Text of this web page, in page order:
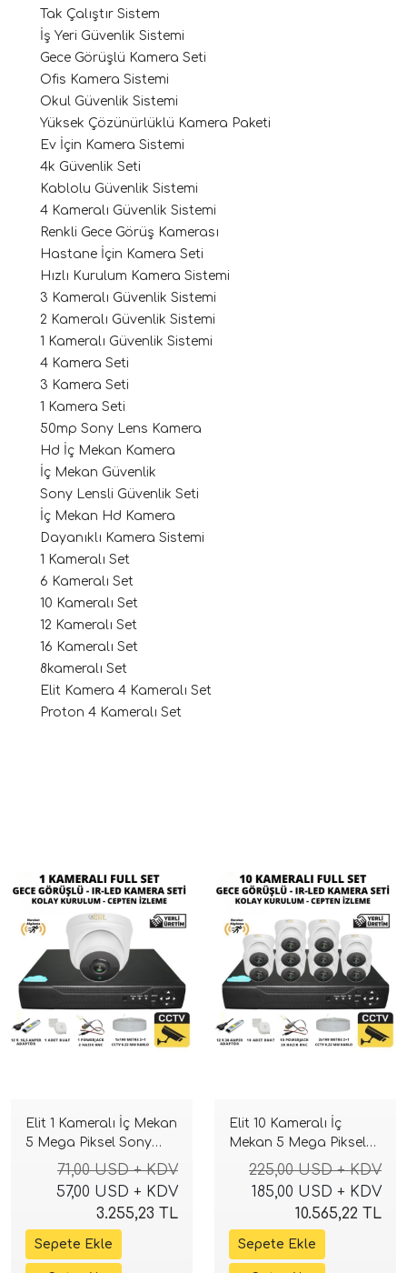
Tak Çalıştır Sistem
İş Yeri Güvenlik Sistemi
Gece Görüşlü Kamera Seti
Ofis Kamera Sistemi
Okul Güvenlik Sistemi
Yüksek Çözünürlüklü Kamera Paketi
Ev İçin Kamera Sistemi
4k Güvenlik Seti
Kablolu Güvenlik Sistemi
4 Kameralı Güvenlik Sistemi
Renkli Gece Görüş Kamerası
Hastane İçin Kamera Seti
Hızlı Kurulum Kamera Sistemi
3 Kameralı Güvenlik Sistemi
2 Kameralı Güvenlik Sistemi
1 Kameralı Güvenlik Sistemi
4 Kamera Seti
3 Kamera Seti
1 Kamera Seti
50mp Sony Lens Kamera
Hd İç Mekan Kamera
İç Mekan Güvenlik
Sony Lensli Güvenlik Seti
İç Mekan Hd Kamera
Dayanıklı Kamera Sistemi
1 Kameralı Set
6 Kameralı Set
10 Kameralı Set
12 Kameralı Set
16 Kameralı Set
8kameralı Set
Elit Kamera 4 Kameralı Set
Proton 4 Kameralı Set
Elit 1 Kameralı İç Mekan
5 Mega Piksel Sony
Lensli Full Paket
Güvenlik Sistemi
71,00 USD + KDV
57,00 USD + KDV
3.255,23 TL
Elit 10 Kameralı İç
Mekan 5 Mega Piksel
Sony Lensli Full Paket
Güvenlik Sistemi
225,00 USD + KDV
185,00 USD + KDV
10.565,22 TL